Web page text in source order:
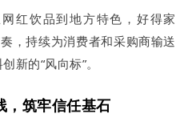
红饮品到地方特色，好得家
，持续为消费者和采购商输送
新的“风向标”。
筑牢信任基石